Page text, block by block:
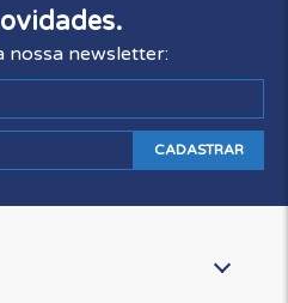
nossa newsletter:
CADASTRAR